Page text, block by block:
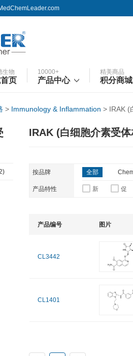
生物
页
10000+
产品中心
精美商品
积分商城
> Immunology & Inflammation > IRAK (
IRAK (白细胞介素受
按品牌 全部
产品特性 新 促
产品编号 图片
CL3442
CL1401